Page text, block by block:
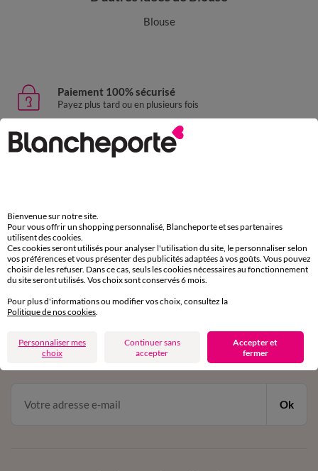
Blouse
Paiement 100% sécurisé
Payez plus tard ou en plusieurs fois
Livraison express
domicile, relais, consignes automatiques
Service clients
par chat et par téléphone
de 8h00 à 20h00 du lundi au samedi
en vous inscrivant à la newsletter
dès 20€ d’achat
conditions dans votre email de confirmation
Ok
Bienvenue sur notre site.
Pour vous offrir un shopping personnalisé, Blancheporte et ses partenaires
utilisent des cookies.
Ces cookies seront utilisés pour analyser l'utilisation du site, le personnaliser selon
vos préférences et vous présenter des publicités adaptées à vos goûts. Vous pouvez
choisir de les refuser. Dans ce cas, seuls les cookies nécessaires au fonctionnement
du site seront utilisés. Vos choix sont conservés 6 mois.
Pour plus d'informations ou modifier vos choix, consultez la
Politique de nos cookies.
Personnaliser mes
choix
Continuer sans
accepter
Accepter et
fermer